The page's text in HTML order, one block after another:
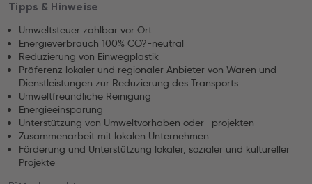
Tipps & Hinweise
Umweltsteuer zahlbar vor Ort
Energieverbrauch 100% CO?-neutral
Reduzierung von Einwegplastik
Präferenz lokaler und regionaler Anbieter von Waren und
Dienstleistungen zur Reduzierung des Transports
Umweltfreundliche Reinigung
Energieeinsparung
Unterstützung von Umweltvorhaben oder -projekten
Zusammenarbeit mit lokalen Unternehmen
Förderung und Unterstützung lokaler, sozialer und kultureller
Projekte